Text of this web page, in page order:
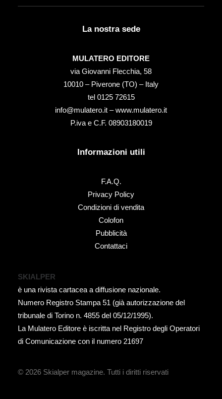
La nostra sede
MULATERO EDITORE
via Giovanni Flecchia, 58
10010 – Piverone (TO) – Italy
tel ‭0125 72615‬
info@mulatero.it –www.mulatero.it
P.iva e C.F. 08903180019
Informazioni utili
F.A.Q.
Privacy Policy
Condizioni di vendita
Colofon
Pubblicità
Contattaci
SKIALPER
è una rivista cartacea a diffusione nazionale.
Numero Registro Stampa 51 (già autorizzazione del
tribunale di Torino n. 4855 del 05/12/1995).
La Mulatero Editore è iscritta nel Registro degli Operatori
di Comunicazione con il numero 21697
© 2026 Skialper magazine. Tutti i diritti riservati